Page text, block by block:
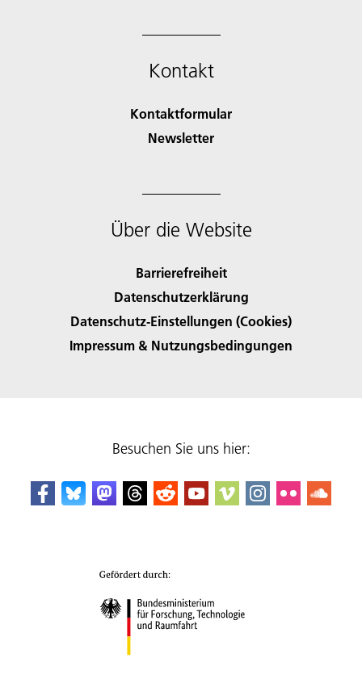
Kontakt
Kontaktformular
Newsletter
Über die Website
Barrierefreiheit
Datenschutzerklärung
Datenschutz-Einstellungen (Cookies)
Impressum & Nutzungsbedingungen
Besuchen Sie uns hier: